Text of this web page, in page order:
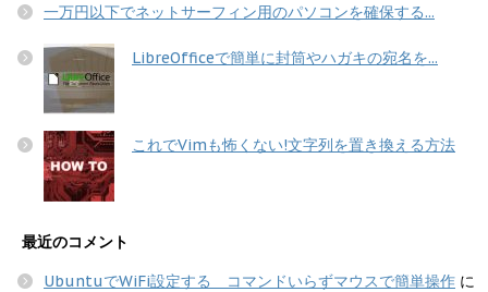
一万円以下でネットサーフィン用のパソコンを確保する...
LibreOfficeで簡単に封筒やハガキの宛名を...
これでVimも怖くない!文字列を置き換える方法
最近のコメント
UbuntuでWiFi設定する コマンドいらずマウスで簡単操作 に